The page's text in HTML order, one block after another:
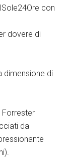
con
dovere di
dimensione di
da